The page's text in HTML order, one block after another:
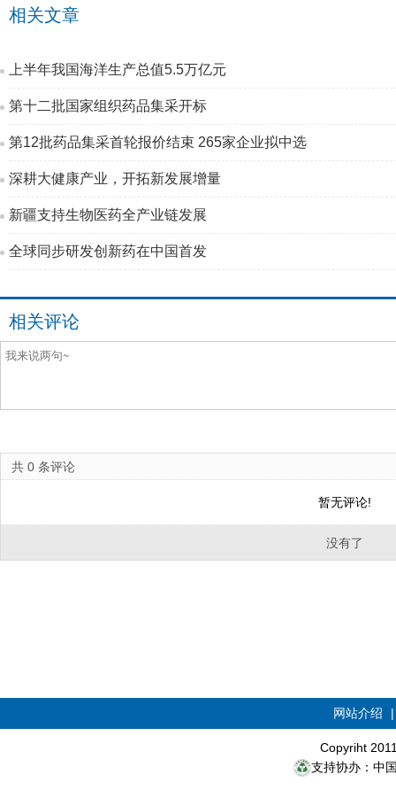
相关文章
上半年我国海洋生产总值5.5万亿元
第十二批国家组织药品集采开标
第12批药品集采首轮报价结束 265家企业拟中选
深耕大健康产业，开拓新发展增量
新疆支持生物医药全产业链发展
全球同步研发创新药在中国首发
相关评论
共 0 条评论
暂无评论!
没有了
网站介绍
Copyriht
支持协办：中